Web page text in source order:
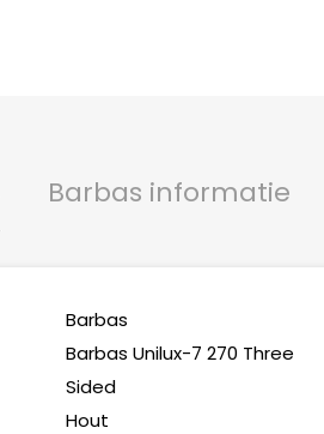
Barbas informatie
Barbas
Barbas Unilux-7 270 Three
Sided
Hout